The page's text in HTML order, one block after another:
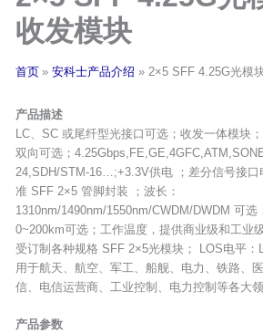
收发模块
首页 安科士产品介绍 2×5 SFF 4.25G光模
产品描述
LC、SC 或尾纤型光接口可选；收发一体模块
双向可选；
24,SDH/STM-16…;+3.3V供电 ；差分信号接口
准 SFF 2×5 管脚封装 ；波长：
1310nm/1490nm/1550nm/CWDM/DWDM 可选
0~200km可选；工作温度，提供商业级和工业
受订制各种规格 SFF 2×5光模块； LOS电平：
用于航天、航空、军工、船舰、电力、铁路、
信、电信运营商、工业控制、电力控制等各大
产品参数